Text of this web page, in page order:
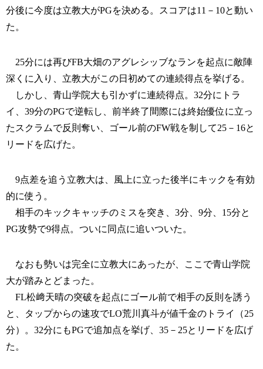
分後に今度は立教大がPGを決める。スコアは11－10と動い
た。
25分には再びFB大畑のアグレシッブなランを起点に敵陣
深くに入り、立教大がこの日初めての連続得点を挙げる。
しかし、青山学院大も引かずに連続得点。32分にトラ
イ、39分のPGで逆転し、前半終了間際には終始優位に立っ
たスクラムで反則奪い、ゴール前のFW戦を制して25－16と
リードを広げた。
9点差を追う立教大は、風上に立った後半にキックを有効
的に使う。
相手のキックキャッチのミスを突き、3分、9分、15分と
PG攻勢で9得点。ついに同点に追いついた。
なおも勢いは完全に立教大にあったが、ここで青山学院
大が踏みとどまった。
FL松﨑天晴の突破を起点にゴール前で相手の反則を誘う
と、タップからの速攻でLO荒川真斗が値千金のトライ（25
分）。32分にもPGで追加点を挙げ、35－25とリードを広げ
た。